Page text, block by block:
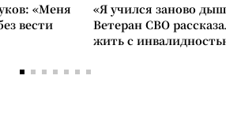
«Меня
вести
«Я учился заново
Ветеран СВО
жить с